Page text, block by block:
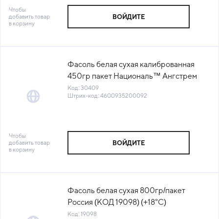
Чтобы
добавить товар
в корзину
ВОЙДИТЕ
Фасоль белая сухая калиброванная
450гр пакет Националь™ Ангстрем
Трейдинг Россия (КОД 30409) (+18°С)
Код: 30409
Штрих-код: 4600935200092
Чтобы
добавить товар
в корзину
ВОЙДИТЕ
Фасоль белая сухая 800гр/пакет
Россия (КОД 19098) (+18°С)
Код: 19098